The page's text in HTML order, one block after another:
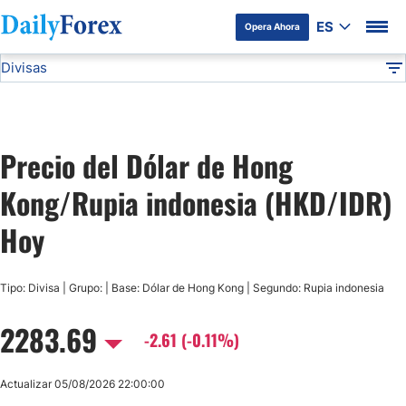
Opera Ahora ES
Divulgación del Anunciante
Divisas
USD/JPY
GBP/USD
USD/CAD
AUD/USD
Precio del Dólar de Hong
Kong/Rupia indonesia (HKD/IDR)
Hoy
Tipo: Divisa | Grupo: | Base: Dólar de Hong Kong | Segundo: Rupia indonesia
2283.69 -2.61 (-0.11%)
Actualizar 05/08/2026 22:00:00